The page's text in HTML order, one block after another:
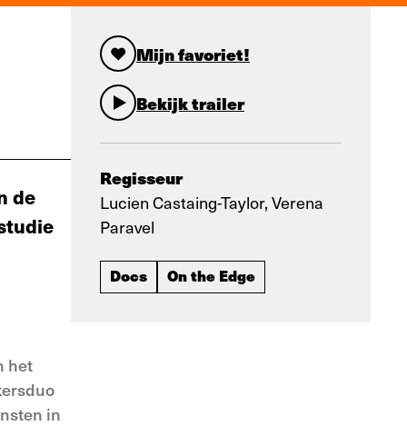
Mijn favoriet!
Bekijk trailer
Regisseur
Lucien Castaing-Taylor, Verena
Paravel
Docs On the Edge
de
het
in